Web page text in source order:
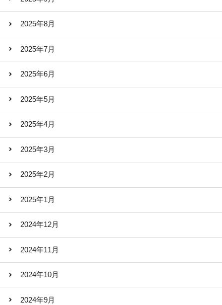
2025年8月
2025年7月
2025年6月
2025年5月
2025年4月
2025年3月
2025年2月
2025年1月
2024年12月
2024年11月
2024年10月
2024年9月